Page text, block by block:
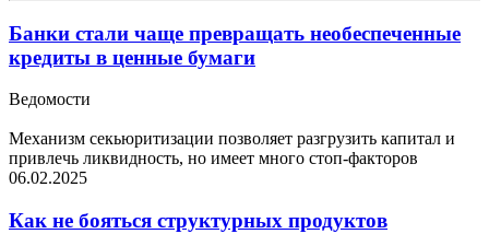
Банки стали чаще превращать необеспеченные
кредиты в ценные бумаги
Ведомости
Механизм секьюритизации позволяет разгрузить капитал и
привлечь ликвидность, но имеет много стоп-факторов
06.02.2025
Как не бояться структурных продуктов